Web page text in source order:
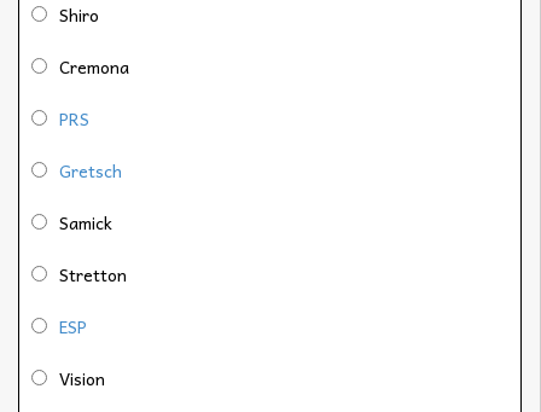
Shiro
Cremona
PRS
Gretsch
Samick
Stretton
ESP
Vision